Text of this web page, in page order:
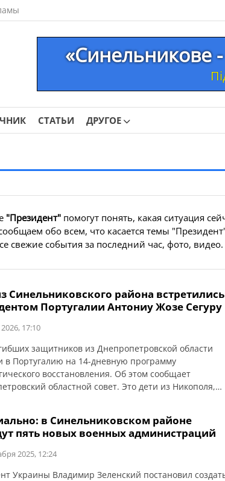
«Синельникове
СТАТЬИ ДРУГОЕ
"Президент" помогут понять, какая ситуация
обо всем, что касается темы
свежие события за последний час, фото, видео.
Синельниковского района встретились
Португалии Антониу Жозе Сегуру
17:10
защитников из Днепропетровской области
в Португалию на 14-дневную программу
восстановления. Об этом сообщает
областной совет. Это дети из Никополя,
Сегуру. Детей и мам встречали волонтеры
актер Рикарду Каррику и представители
[…]
в Синельниковском районе
пять новых военных администраций
2025, 12:24
Украины Владимир Зеленский постановил